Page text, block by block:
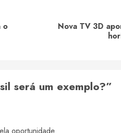
Previous
o
Nova TV 3D
será um exemplo?”